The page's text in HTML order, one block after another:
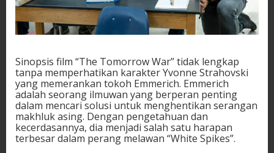
Sinopsis film “The Tomorrow War” tidak lengkap
tanpa memperhatikan karakter Yvonne Strahovski
yang memerankan tokoh Emmerich. Emmerich
adalah seorang ilmuwan yang berperan penting
dalam mencari solusi untuk menghentikan serangan
makhluk asing. Dengan pengetahuan dan
kecerdasannya, dia menjadi salah satu harapan
terbesar dalam perang melawan “White Spikes”.